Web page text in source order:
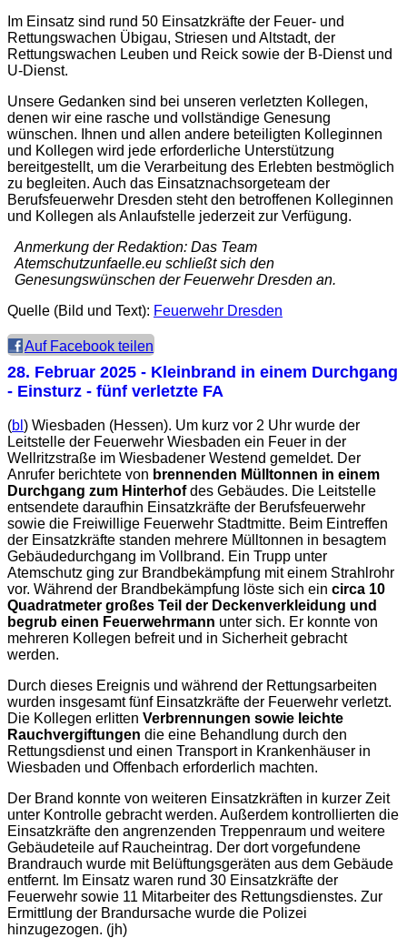
Im Einsatz sind rund 50 Einsatzkräfte der Feuer- und
Rettungswachen Übigau, Striesen und Altstadt, der
Rettungswachen Leuben und Reick sowie der B-Dienst und
U-Dienst.
Unsere Gedanken sind bei unseren verletzten Kollegen,
denen wir eine rasche und vollständige Genesung
wünschen. Ihnen und allen andere beteiligten Kolleginnen
und Kollegen wird jede erforderliche Unterstützung
bereitgestellt, um die Verarbeitung des Erlebten bestmöglich
zu begleiten. Auch das Einsatznachsorgeteam der
Berufsfeuerwehr Dresden steht den betroffenen Kolleginnen
und Kollegen als Anlaufstelle jederzeit zur Verfügung.
Anmerkung der Redaktion: Das Team
Atemschutzunfaelle.eu schließt sich den
Genesungswünschen der Feuerwehr Dresden an.
Quelle (Bild und Text): Feuerwehr Dresden
Auf Facebook teilen
28. Februar 2025 - Kleinbrand in einem Durchgang
- Einsturz - fünf verletzte FA
(bl ) Wiesbaden (Hessen). Um kurz vor 2 Uhr wurde der
Leitstelle der Feuerwehr Wiesbaden ein Feuer in der
Wellritzstraße im Wiesbadener Westend gemeldet. Der
Anrufer berichtete von brennenden Mülltonnen in einem
Durchgang zum Hinterhofdes Gebäudes. Die Leitstelle
entsendete daraufhin Einsatzkräfte der Berufsfeuerwehr
sowie die Freiwillige Feuerwehr Stadtmitte. Beim Eintreffen
der Einsatzkräfte standen mehrere Mülltonnen in besagtem
Gebäudedurchgang im Vollbrand. Ein Trupp unter
Atemschutz ging zur Brandbekämpfung mit einem Strahlrohr
vor. Während der Brandbekämpfung löste sich ein circa 10
Quadratmeter großes Teil der Deckenverkleidung und
begrub einen Feuerwehrmann unter sich. Er konnte von
mehreren Kollegen befreit und in Sicherheit gebracht
werden.
Durch dieses Ereignis und während der Rettungsarbeiten
wurden insgesamt fünf Einsatzkräfte der Feuerwehr verletzt.
Die Kollegen erlitten Verbrennungen sowie leichte
Rauchvergiftungen die eine Behandlung durch den
Rettungsdienst und einen Transport in Krankenhäuser in
Wiesbaden und Offenbach erforderlich machten.
Der Brand konnte von weiteren Einsatzkräften in kurzer Zeit
unter Kontrolle gebracht werden. Außerdem kontrollierten die
Einsatzkräfte den angrenzenden Treppenraum und weitere
Gebäudeteile auf Raucheintrag. Der dort vorgefundene
Brandrauch wurde mit Belüftungsgeräten aus dem Gebäude
entfernt. Im Einsatz waren rund 30 Einsatzkräfte der
Feuerwehr sowie 11 Mitarbeiter des Rettungsdienstes. Zur
Ermittlung der Brandursache wurde die Polizei
hinzugezogen. (jh)